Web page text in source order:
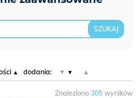
dodania: ▼ ▲
Znaleziono 305 wyników